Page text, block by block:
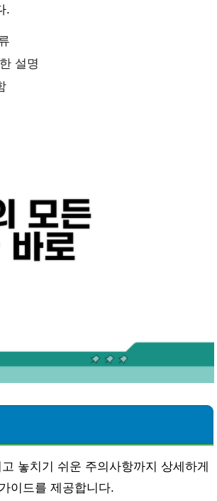
.
설명
놓치기 쉬운 주의사항까지 상세하게
이드를 제공합니다.